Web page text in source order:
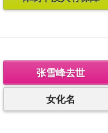
张雪峰去世
女化名